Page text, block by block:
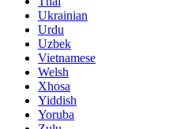
Ukrainian
Urdu
Uzbek
Vietnamese
Welsh
Xhosa
Yiddish
Yoruba